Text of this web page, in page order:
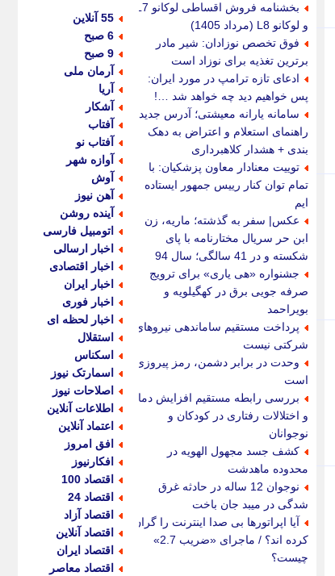
بخشنامه فروش اقساطی لوکانو L7
و لوکانو L8 (مرداد 1405)
فوق تخصص نوزادان: شیر مادر
برترین تغذیه برای نوزاد است
ادعای تازه ترامپ در مورد ایران:
پس خواهیم دید چه خواهد شد …!
سامانه یارانه معیشتی؛ آدرس جدید،
راهنمای استعلام و اعتراض به دهک
بندی + هشدار کلاهبرداری
توییت معنادار معاون پزشکیان: با
تمام توان کنار رییس جمهور ایستاده
ایم
عکس| سفر به گذشته؛ ماریه، زن
ابن حر سریال مختارنامه با پای
شکسته و در 41 سالگی؛ سال 94
جشنواره «هی یاری» برای ترویج
صرفه جویی برق در کهگیلویه و
بویراحمد
پرداخت مستقیم ساماندهی نیروهای
شرکتی نیست
وحدت در برابر دشمن، رمز پیروزی
است
بررسی رابطه مستقیم افزایش دما
و اختلالات رفتاری در کودکان و
نوجوانان
کشف جسد مجهول الهویه در
محدوده ماهدشت
نوجوان 12 ساله در حادثه غرق
شدگی در میبد جان باخت
آیا اپراتورها بی صدا اینترنت را گران
کرده اند؟ / ماجرای «ضریب 2.7»
چیست؟
55 آنلاین
6 صبح
9 صبح
آرمان ملی
آریا
آشکار
آفتاب
آفتاب نو
آوازه شهر
آوش
آهن نیوز
آینده روشن
اتومبیل فارسی
اخبار ارسالی
اخبار اقتصادی
اخبار ایران
اخبار فوری
اخبار لحظه ای
استقلال
اسکناس
اسمارتک نیوز
اصلاحات نیوز
اطلاعات آنلاین
اعتماد آنلاین
افق امروز
افکارنیوز
اقتصاد 100
اقتصاد 24
اقتصاد آزاد
اقتصاد آنلاین
اقتصاد ایران
اقتصاد معاصر